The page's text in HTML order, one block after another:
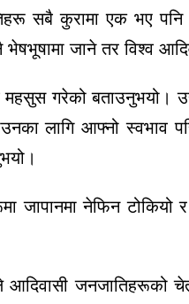
सबै कुरामा एक भए
जाने तर विश्व
गरेको बताउनुभयो। उहाँले
लागि आफ्नो स्वभाव
नेफिन टोकियो
आदिवासी जनजातिहरूको